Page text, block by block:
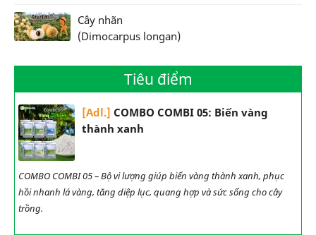
Cây nhãn
(Dimocarpus longan)
Tiêu điểm
[Adl.] COMBO COMBI 05: Biến vàng
thành xanh
COMBO COMBI 05 – Bộ vi lượng giúp biến vàng thành xanh, phục
hồi nhanh lá vàng, tăng diệp lục, quang hợp và sức sống cho cây
trồng.